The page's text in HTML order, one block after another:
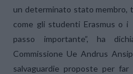
un determinato stato membro,
come gli studenti Erasmus o
passo importante”, ha
Commissione Ue Andrus
salvaguardie proposte per far